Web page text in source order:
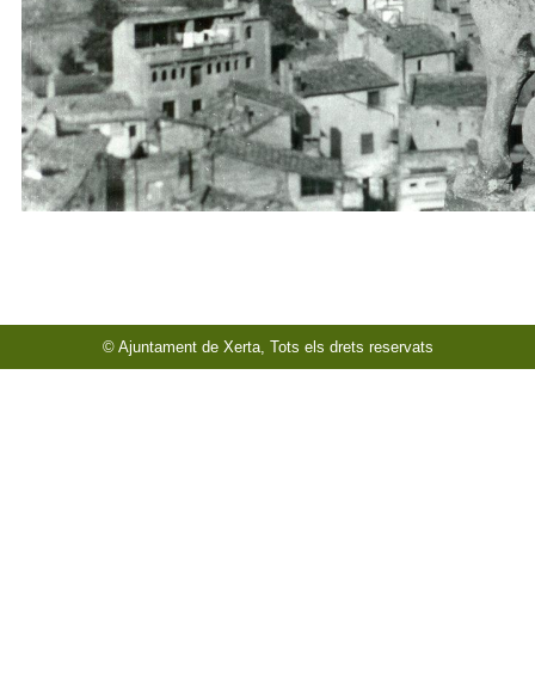
© Ajuntament de Xerta, Tots els drets reservats